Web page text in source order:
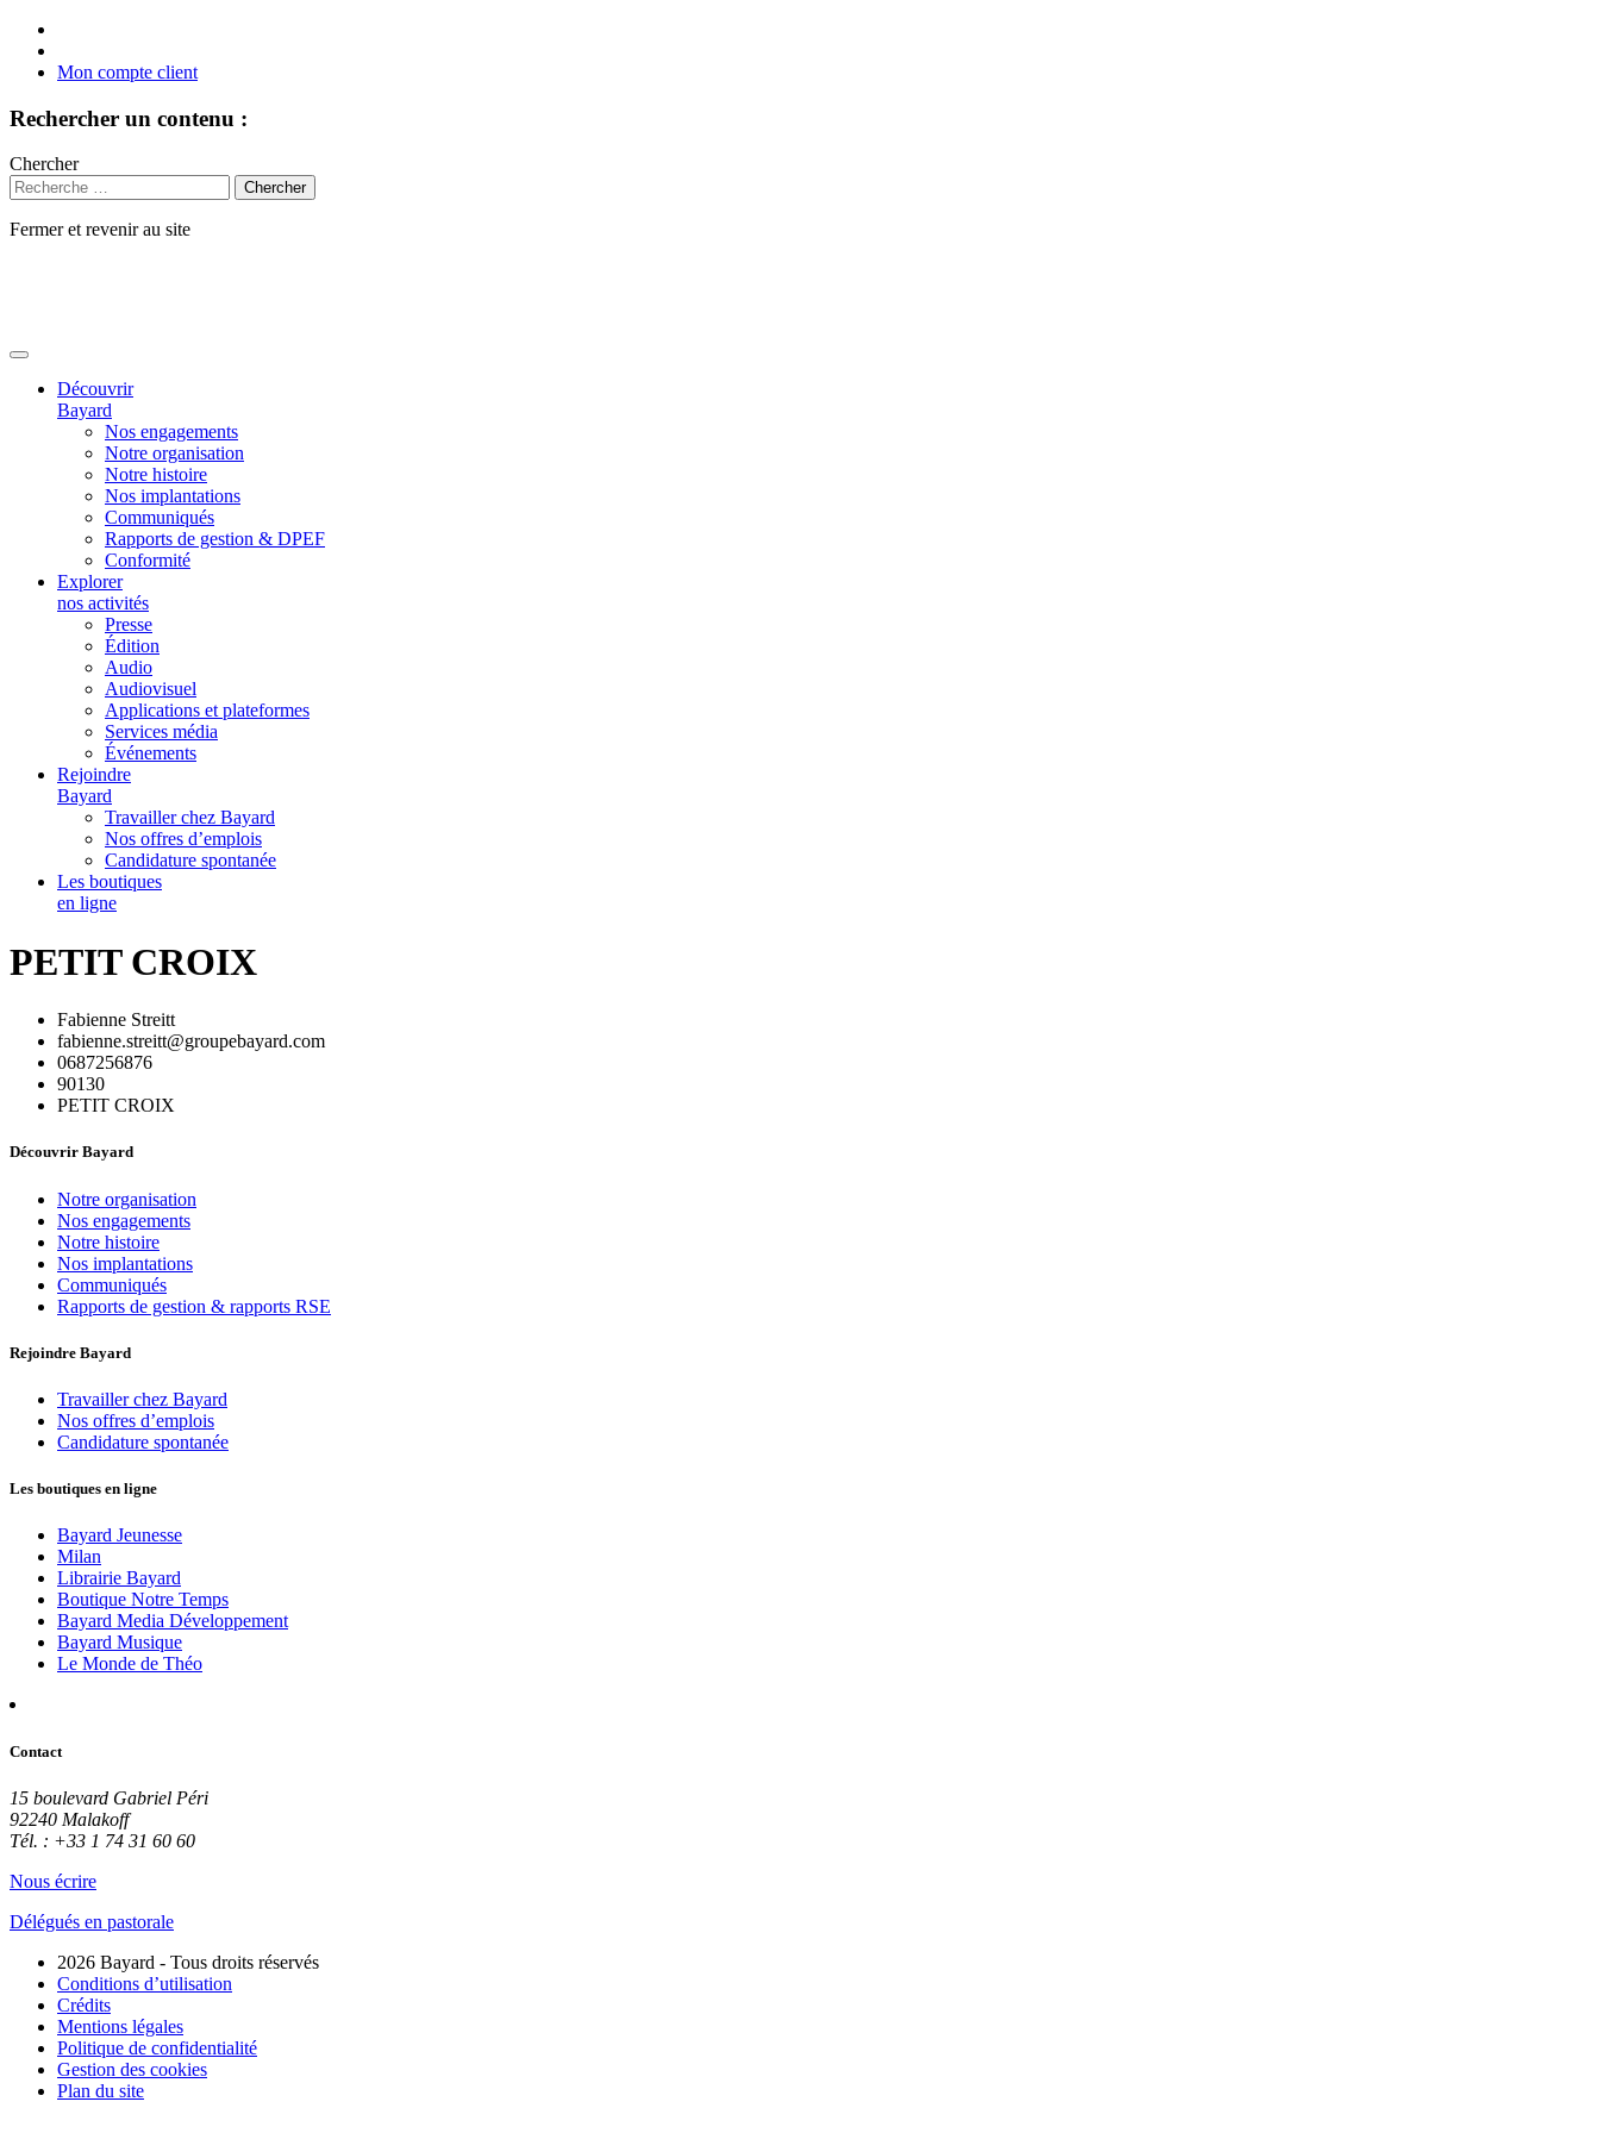
Mon compte client
Rechercher un contenu :
Chercher
Fermer et revenir au site
Découvrir
Bayard
Nos engagements
Notre organisation
Notre histoire
Nos implantations
Communiqués
Rapports de gestion & DPEF
Conformité
Explorer
nos activités
Presse
Édition
Audio
Audiovisuel
Applications et plateformes
Services média
Événements
Rejoindre
Bayard
Travailler chez Bayard
Nos offres d’emplois
Candidature spontanée
Les boutiques
en ligne
PETIT CROIX
Fabienne Streitt
fabienne.streitt@groupebayard.com
0687256876
90130
PETIT CROIX
Découvrir Bayard
Notre organisation
Nos engagements
Notre histoire
Nos implantations
Communiqués
Rapports de gestion & rapports RSE
Rejoindre Bayard
Travailler chez Bayard
Nos offres d’emplois
Candidature spontanée
Les boutiques en ligne
Bayard Jeunesse
Milan
Librairie Bayard
Boutique Notre Temps
Bayard Media Développement
Bayard Musique
Le Monde de Théo
Contact
15 boulevard Gabriel Péri
92240 Malakoff
Tél. : +33 1 74 31 60 60
Nous écrire
Délégués en pastorale
2026 Bayard - Tous droits réservés
Conditions d’utilisation
Crédits
Mentions légales
Politique de confidentialité
Gestion des cookies
Plan du site